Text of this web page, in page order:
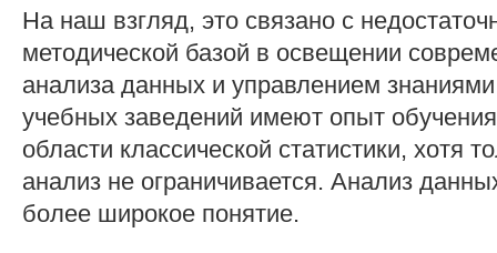
На наш взгляд, это связано с
методической базой в освещении
анализа данных и управлением
учебных заведений имеют опыт
области классической статистики, хотя
анализ не ограничивается. Анализ
более широкое понятие.